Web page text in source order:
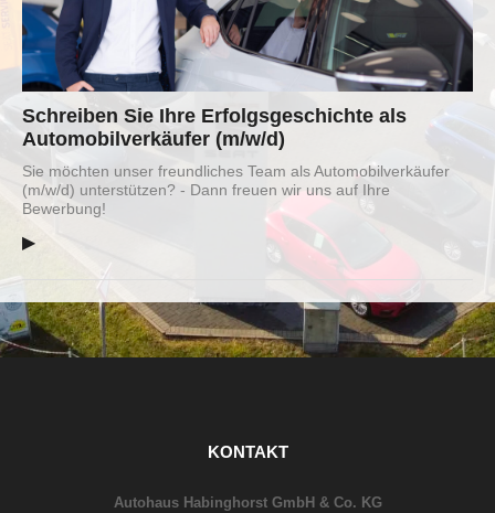
Schreiben Sie Ihre Erfolgsgeschichte als
Automobilverkäufer (m/w/d)
Sie möchten unser freundliches Team als Automobilverkäufer
(m/w/d) unterstützen? - Dann freuen wir uns auf Ihre
Bewerbung!
▶
KONTAKT
Autohaus Habinghorst GmbH & Co. KG